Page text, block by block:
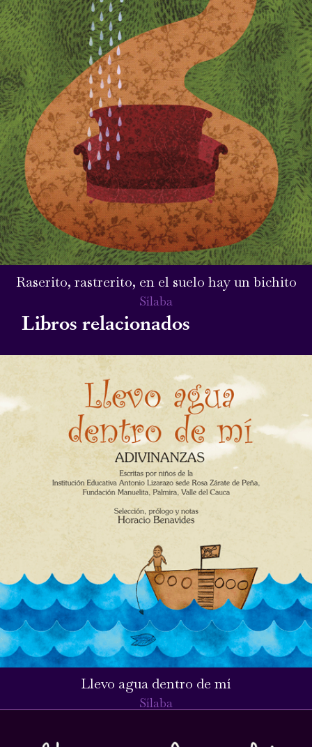
Raserito, rastrerito, en el suelo hay un bichito
Sílaba
Libros relacionados
Llevo agua dentro de mí
Sílaba